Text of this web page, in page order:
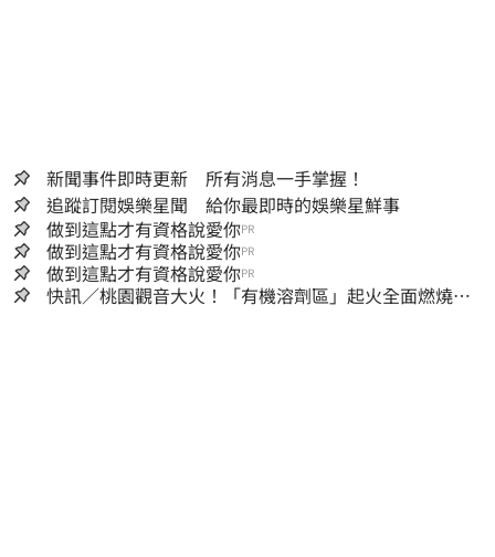
新聞事件即時更新 所有消息一手掌握！
追蹤訂閱娛樂星聞 給你最即時的娛樂星鮮事
做到這點才有資格說愛你PR
做到這點才有資格說愛你PR
做到這點才有資格說愛你PR
快訊／桃園觀音大火！「有機溶劑區」起火全面燃燒